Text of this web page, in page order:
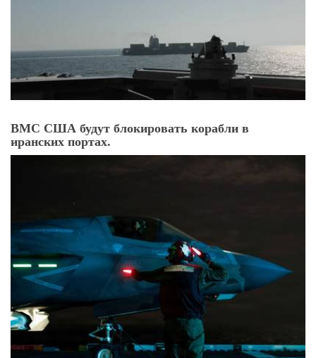
ВМС США будут блокировать корабли в
иранских портах.